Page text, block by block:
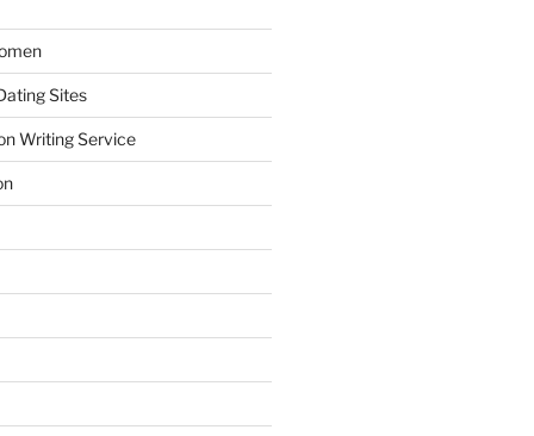
Sites
Writing Service